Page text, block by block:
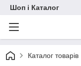
Шоп і Каталог
Каталог товарів